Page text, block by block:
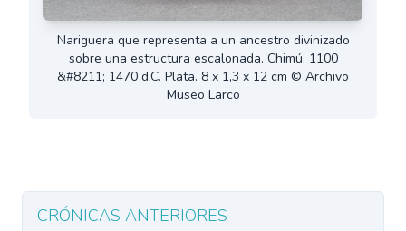
Nariguera que representa a un ancestro divinizado
sobre una estructura escalonada. Chimú, 1100
&#8211; 1470 d.C. Plata. 8 x 1,3 x 12 cm © Archivo
Museo Larco
CRÓNICAS ANTERIORES